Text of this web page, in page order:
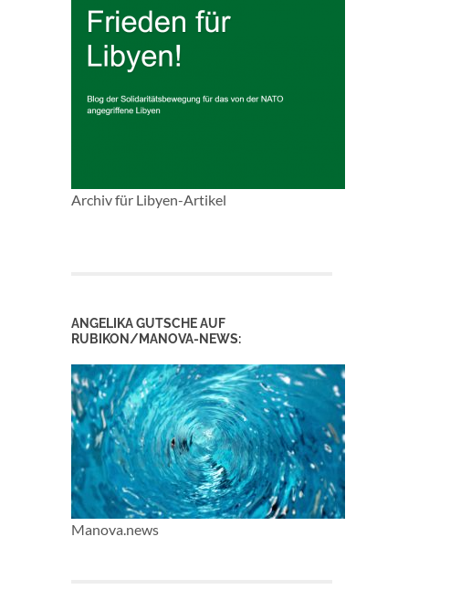
Archiv für Libyen-Artikel
ANGELIKA GUTSCHE AUF
RUBIKON/MANOVA-NEWS:
Manova.news